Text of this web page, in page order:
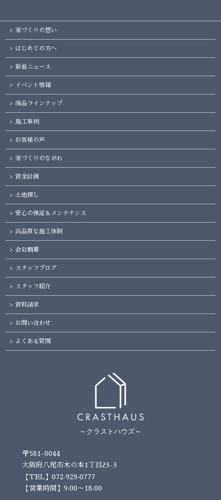
家づくりの想い
はじめての方へ
新着ニュース
イベント情報
商品ラインナップ
施工事例
お客様の声
家づくりのながれ
資金計画
土地探し
安心の保証＆メンテナンス
高品質な施工体制
会社概要
スタッフブログ
スタッフ紹介
資料請求
お問い合わせ
よくある質問
～クラストハウズ～
〒581-0044
大阪府八尾市木の本1丁目23-3
【TEL】072-929-0777
【営業時間】9:00～18:00